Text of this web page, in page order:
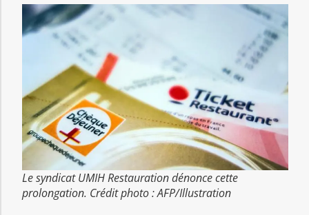
Le syndicat UMIH Restauration dénonce cette
prolongation. Crédit photo : AFP/Illustration